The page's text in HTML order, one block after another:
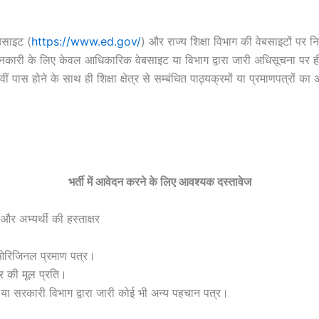
(https://www.ed.gov/) और राज्य शिक्षा विभाग की वेबसाइटों
के लिए केवल आधिकारिक वेबसाइट या विभाग द्वारा जारी अधिसूचना
पास होने के साथ ही शिक्षा क्षेत्र से सम्बंधित पाठ्यक्रमों या प्रमाणपत्रों
भर्ती में आवेदन करने के लिए आवश्यक दस्तावेज
अभ्यर्थी की हस्ताक्षर
प्रमाण पत्र।
की मूल प्रति।
विभाग द्वारा जारी कोई भी अन्य पहचान पत्र।